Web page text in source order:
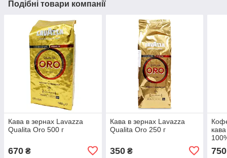
Подібні товари компанії
Кава в зернах Lavazza
Qualita Oro 500 г
670 ₴
Кава в зернах Lavazza
Qualita Oro 250 г
350₴ 750